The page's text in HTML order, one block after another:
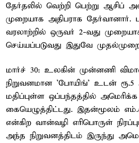
தேர்தலில் வெற்றி பெற்று ஆசிப்
முறையாக அதிபராக தேர்வானார்.
வரலாற்றில் ஒருவர் 2-வது
செய்யப்படுவது இதுவே
மார்ச் 30: உலகின் முன்னணி
நிறுவனமான 'போயிங்' உடன் ரூ.5
மதிப்புள்ள ஒப்பந்தத்தில்
கையெழுத்திட்டது. இதன்மூலம்
என்கிற வான்வழி எரிபொருள்
அந்த நிறுவனத்திடம் இருந்து